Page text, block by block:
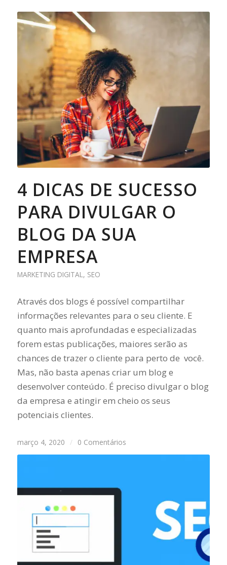
4 DICAS DE SUCESSO
PARA DIVULGAR O
BLOG DA SUA
EMPRESA
MARKETING DIGITAL , SEO
Através dos blogs é possível compartilhar
informações relevantes para o seu cliente. E
quanto mais aprofundadas e especializadas
forem estas publicações, maiores serão as
chances de trazer o cliente para perto de você.
Mas, não basta apenas criar um blog e
desenvolver conteúdo. É preciso divulgar o blog
da empresa e atingir em cheio os seus
potenciais clientes.
março 4, 2020 / 0 Comentários